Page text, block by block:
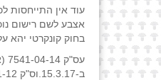
עוד אין התייחסות
אצבע לשם רישום
בחוק קונקרטי יהא
ב-15.3.17.וס"ק 49718-11-12 עירית קלנסואה נ' ההסתדרות ואח'.